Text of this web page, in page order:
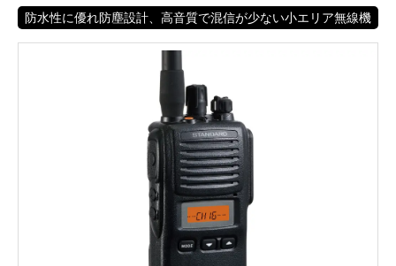
防水性に優れ防塵設計、高音質で混信が少ない小エリア無線機